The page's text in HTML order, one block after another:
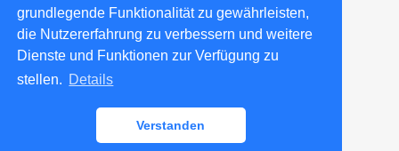
grundlegende Funktionalität zu gewährleisten,
die Nutzererfahrung zu verbessern und weitere
Dienste und Funktionen zur Verfügung zu
stellen. Details
Verstanden